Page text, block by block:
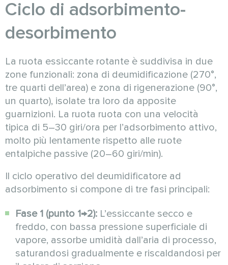
Ciclo di adsorbimento-
desorbimento
La ruota essiccante rotante è suddivisa in due
zone funzionali: zona di deumidificazione (270°,
tre quarti dell’area) e zona di rigenerazione (90°,
un quarto), isolate tra loro da apposite
guarnizioni. La ruota ruota con una velocità
tipica di 5–30 giri/ora per l’adsorbimento attivo,
molto più lentamente rispetto alle ruote
entalpiche passive (20–60 giri/min).
Il ciclo operativo del deumidificatore ad
adsorbimento si compone di tre fasi principali:
Fase 1 (punto 1→2): L’essiccante secco e
freddo, con bassa pressione superficiale di
vapore, assorbe umidità dall’aria di processo,
saturandosi gradualmente e riscaldandosi per